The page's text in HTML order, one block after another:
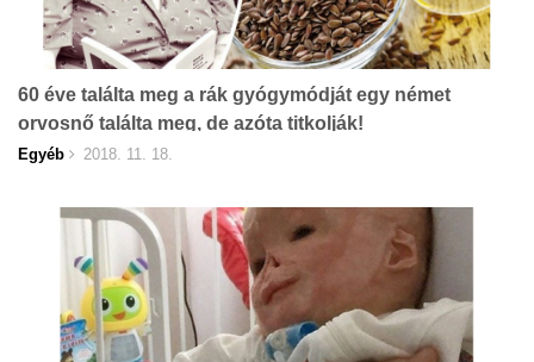
60 éve találta meg a rák gyógymódját egy német
orvosnő találta meg, de azóta titkolják!
Egyéb 2018. 11. 18.